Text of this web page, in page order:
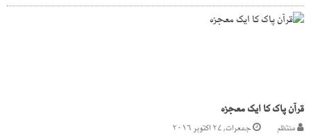
قرآن پاک کا ایک معجزہ
منتظم جمعرات, ۲۷ اکتوبر ۲۰۱۶